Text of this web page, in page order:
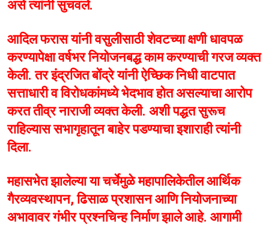
असे त्यांनी सुचवले.
आदिल फरास यांनी वसुलीसाठी शेवटच्या क्षणी धावपळ
करण्यापेक्षा वर्षभर नियोजनबद्ध काम करण्याची गरज व्यक्त
केली. तर इंद्रजित बोंद्रे यांनी ऐच्छिक निधी वाटपात
सत्ताधारी व विरोधकांमध्ये भेदभाव होत असल्याचा आरोप
करत तीव्र नाराजी व्यक्त केली. अशी पद्धत सुरूच
राहिल्यास सभागृहातून बाहेर पडण्याचा इशाराही त्यांनी
दिला.
महासभेत झालेल्या या चर्चेमुळे महापालिकेतील आर्थिक
गैरव्यवस्थापन, ढिसाळ प्रशासन आणि नियोजनाच्या
अभावावर गंभीर प्रश्नचिन्ह निर्माण झाले आहे. आगामी